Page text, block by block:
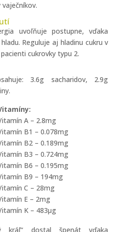
uvoľňuje postupne, vďaka
Reguluje aj hladinu cukru v
cukrovky typu 2.
3.6g sacharidov, 2.9g
A – 2.8mg
B1 – 0.078mg
B2 – 0.189mg
B3 – 0.724mg
B6 – 0.195mg
B9 – 194mg
C – 28mg
E – 2mg
K – 483µg
kráľ“ dostal špenát vďaka